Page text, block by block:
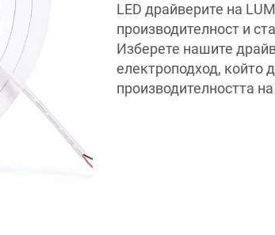
LED драйверите на
производителност и
Изберете нашите
електроподход, който
производителността